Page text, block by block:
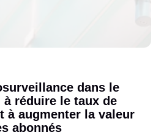
dans le
réduire le taux de
à augmenter la valeur
abonnés